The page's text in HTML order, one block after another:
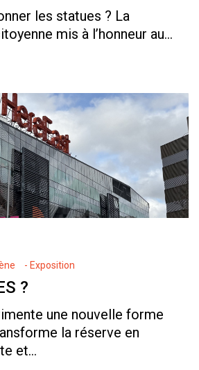
les statues ? La
mis à l’honneur au...
- Exposition
?
une nouvelle forme
la réserve en
et...